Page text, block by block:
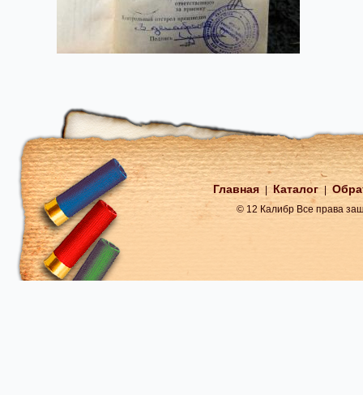
Главная Каталог
© 12 Калибр Все права